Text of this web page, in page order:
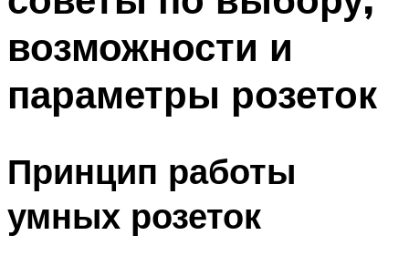
возможности и
параметры розеток
Принцип работы
умных розеток